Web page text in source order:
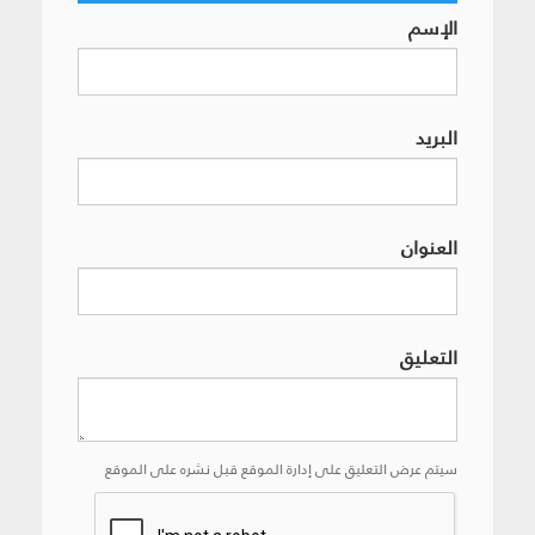
الإسم
البريد
العنوان
التعليق
سيتم عرض التعليق على إدارة الموقع قبل نشره على الموقع